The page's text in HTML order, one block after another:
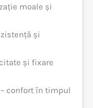
moale și
și
și fixare
– confort în timpul